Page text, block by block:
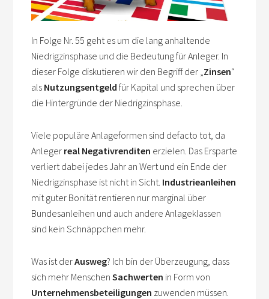
In Folge Nr. 55 geht es um die lang anhaltende
Niedrigzinsphase und die Bedeutung für Anleger. In
dieser Folge diskutieren wir den Begriff der „ Zinsen“
als Nutzungsentgeld für Kapital und sprechen über
die Hintergründe der Niedrigzinsphase.
Viele populäre Anlageformen sind defacto tot, da
Anleger real Negativrenditen erzielen. Das Ersparte
verliert dabei jedes Jahr an Wert und ein Ende der
Niedrigzinsphase ist nicht in Sicht. Industrieanleihen
mit guter Bonität rentieren nur marginal über
Bundesanleihen und auch andere Anlageklassen
sind kein Schnäppchen mehr.
Was ist derAusweg? Ich bin der Überzeugung, dass
sich mehr MenschenSachwerten in Form von
Unternehmensbeteiligungen zuwenden müssen.